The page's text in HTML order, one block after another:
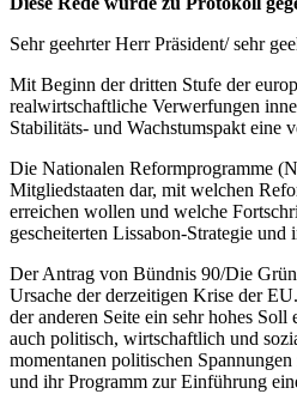
Sehr geehrter Herr Präsident/ sehr
Mit Beginn der dritten Stufe der
realwirtschaftliche Verwerfungen
Stabilitäts- und Wachstumspakt eine
Die Nationalen Reformprogramme
Mitgliedstaaten dar, mit welchen
erreichen wollen und welche
gescheiterten Lissabon-Strategie
Der Antrag von Bündnis 90/Die
Ursache der derzeitigen Krise der
der anderen Seite ein sehr hohes
auch politisch, wirtschaftlich und
momentanen politischen
und ihr Programm zur Einführung